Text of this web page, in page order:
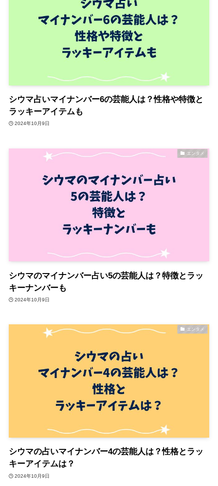
シウマ占いマイナンバー6の芸能人は？性格や特徴と
ラッキーアイテムも
2024年10月9日
エンタメ
シウマのマイナンバー占い5の芸能人は？特徴とラッ
キーナンバーも
2024年10月9日
エンタメ
シウマの占いマイナンバー4の芸能人は？性格とラッ
キーアイテムは？
2024年10月9日